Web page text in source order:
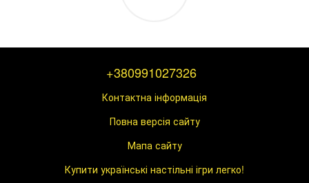
+380991027326
Контактна інформація
Повна версія сайту
Мапа сайту
Купити українські настільні ігри легко!